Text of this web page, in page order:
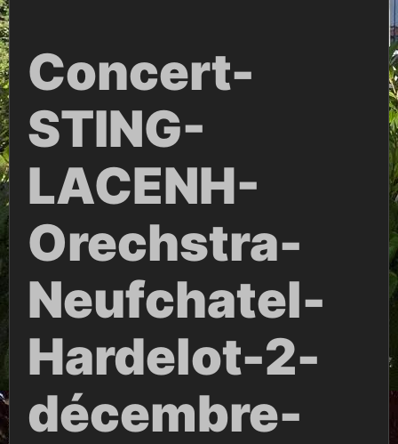
Concert-
STING-
LACENH-
Orechstra-
Neufchatel-
Hardelot-2-
décembre-